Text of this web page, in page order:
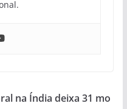
na Índia deixa 31 mo